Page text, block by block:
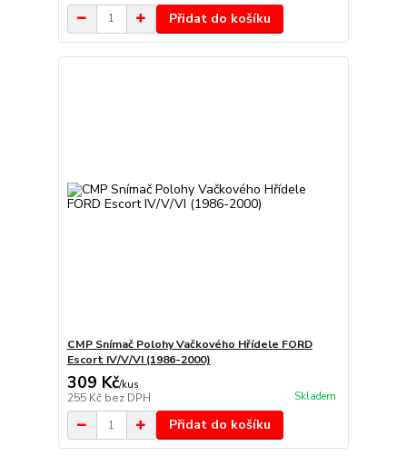
Přidat do košíku
CMP Snímač Polohy Vačkového Hřídele FORD
Escort IV/V/VI (1986-2000)
309 Kč/kus
255 Kč bez DPH Skladem
Přidat do košíku